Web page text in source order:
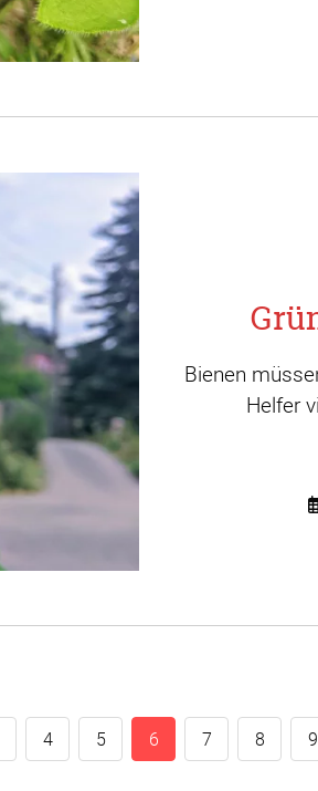
Bienen
Helfer
4 5 6 7 8 9